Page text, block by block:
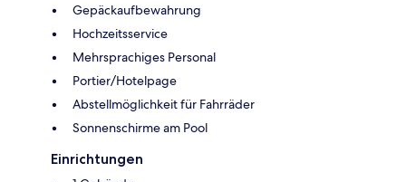
Gepäckaufbewahrung
Hochzeitsservice
Mehrsprachiges Personal
Portier/Hotelpage
Abstellmöglichkeit für Fahrräder
Sonnenschirme am Pool
Einrichtungen